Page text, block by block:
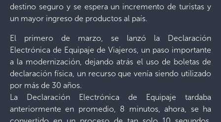
destino seguro y se espera un incremento de turistas y
un mayor ingreso de productos al país.
El primero de marzo, se lanzó la Declaración
Electrónica de Equipaje de Viajeros, un paso importante
a la modernización, dejando atrás el uso de boletas de
declaración física, un recurso que venía siendo utilizado
por más de 30 años.
La Declaración Electrónica de Equipaje tardaba
anteriormente en promedio, 8 minutos, ahora, se ha